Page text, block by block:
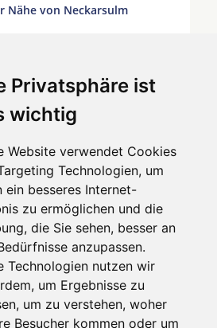
Privatsphäre ist
wichtig
Website verwendet Cookies
Technologien, um
ein besseres Internet-
zu ermöglichen und die
die Sie sehen, besser an
anzupassen.
Technologien nutzen wir
um Ergebnisse zu
um zu verstehen, woher
Besucher kommen oder um
Nähe von Neckarsulm
*
Erlenbach Kreis
Flein* Gundelsheim
am Kocher *
*Leingarten
* Neuenstadt am Kocher
*Offenau*Untereisesheim*
*Weinsberg*
Neckarsulm wurde am 08
2026 aktualisiert.